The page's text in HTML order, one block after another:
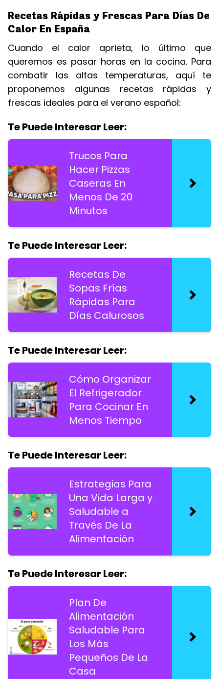
Recetas Rápidas y Frescas Para Días De
Calor En España
Cuando el calor aprieta, lo último que
queremos es pasar horas en la cocina. Para
combatir las altas temperaturas, aquí te
proponemos algunas recetas rápidas y
frescas ideales para el verano español:
Te Puede Interesar Leer:
Trucos Para
Hacer Pizzas
Caseras En
Menos De 20
Minutos
Te Puede Interesar Leer:
Recetas De
Sopas Frías
Rápidas Para
Días Calurosos
Te Puede Interesar Leer:
Cómo Organizar
El Refrigerador
Para Cocinar En
Menos Tiempo
Te Puede Interesar Leer:
Estrategias Para
Una Vida Larga y
Saludable a
Través De La
Alimentación
Te Puede Interesar Leer:
Plan De
Alimentación
Saludable Para
Los Más
Pequeños De La
Casa